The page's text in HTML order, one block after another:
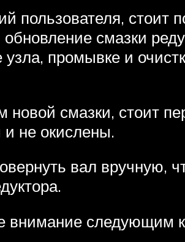
стоит
смазки
промывке и
смазки, стоит
и не окислены.
вал вручную,
внимание следующим